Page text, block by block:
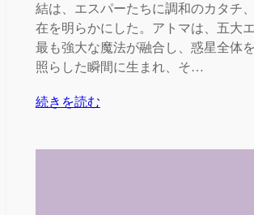
結は、エスパーたちに調和のカタチ
在を明らかにした。アトマは、五大
最も強大な魔法が融合し、惑星全体
照らした瞬間に生まれ、そ…
続きを読む